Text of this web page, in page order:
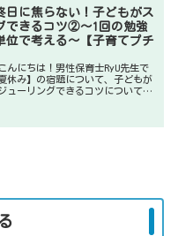
日に焦らない！子どもがス
できるコツ②～1回の勉強
位で考える～【子育てプチ
にちは！男性保育士RyU先生で
み】の宿題について、子どもが
ューリングできるコツについて書
っそく、いきましょう！最終日に
スケジューリングできるコツ①
入り、...